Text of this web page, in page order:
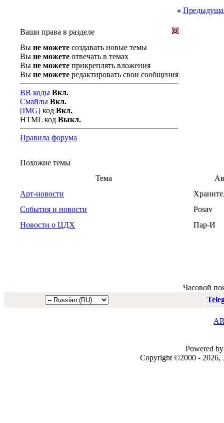
«
Ваши права в разделе
Вы не можете создавать новые темы
Вы не можете отвечать в темах
Вы не можете прикреплять вложения
Вы не можете редактировать свои сообщения
BB коды Вкл.
Смайлы Вкл.
[IMG] код Вкл.
HTML код Выкл.
Правила форума
Похожие темы
Тема
Арт-новости
События и новости
Posav
Новости о ЦДХ
Пар-И
Часовой
Powered
Copyright ©2000 - 2026,